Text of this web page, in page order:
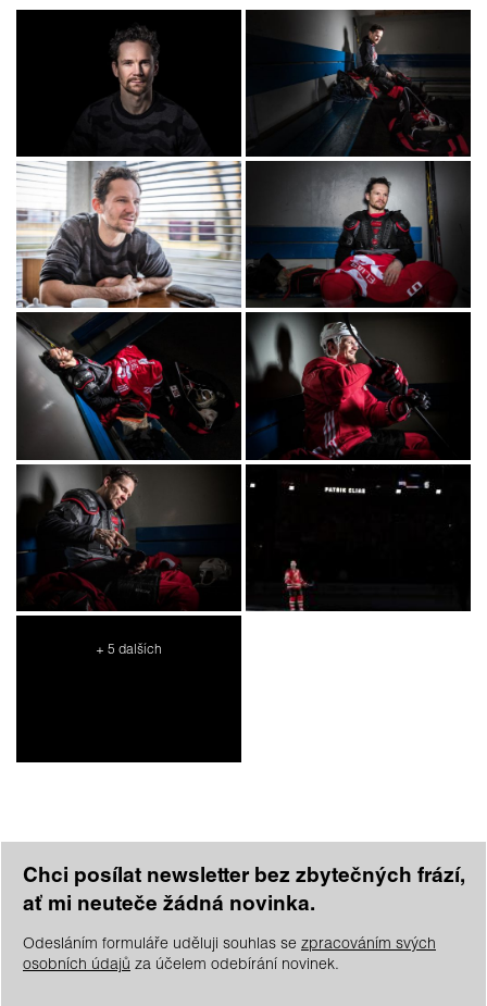
+ 5 dalších
Chci posílat newsletter bez zbytečných frází,
ať mi neuteče žádná novinka.
Odesláním formuláře uděluji souhlas se zpracováním svých
osobních údajů za účelem odebírání novinek.